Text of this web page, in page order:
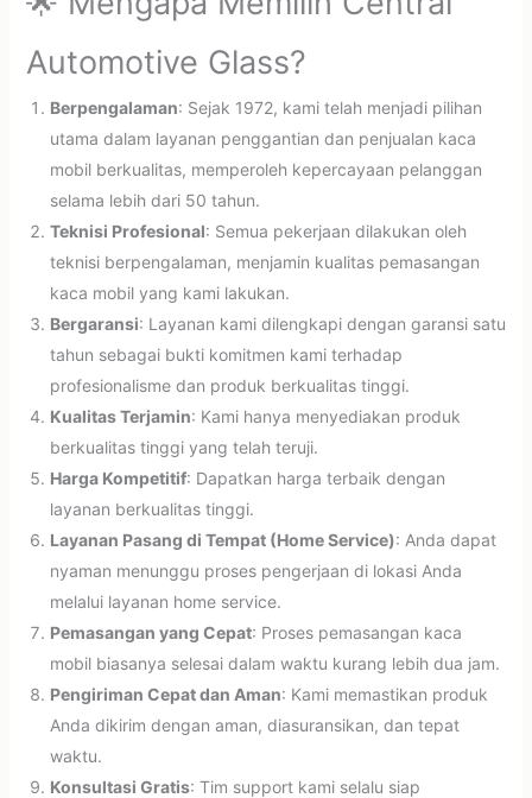
Automotive Glass?
Berpengalaman: Sejak 1972, kami telah menjadi pilihan
utama dalam layanan penggantian dan penjualan kaca
mobil berkualitas, memperoleh kepercayaan pelanggan
selama lebih dari 50 tahun.
Teknisi Profesional: Semua pekerjaan dilakukan oleh
teknisi berpengalaman, menjamin kualitas pemasangan
kaca mobil yang kami lakukan.
Bergaransi: Layanan kami dilengkapi dengan garansi satu
tahun sebagai bukti komitmen kami terhadap
profesionalisme dan produk berkualitas tinggi.
Kualitas Terjamin: Kami hanya menyediakan produk
berkualitas tinggi yang telah teruji.
Harga Kompetitif: Dapatkan harga terbaik dengan
layanan berkualitas tinggi.
Layanan Pasang di Tempat (Home Service): Anda dapat
nyaman menunggu proses pengerjaan di lokasi Anda
melalui layanan home service.
Pemasangan yang Cepat: Proses pemasangan kaca
mobil biasanya selesai dalam waktu kurang lebih dua jam.
Pengiriman Cepat dan Aman: Kami memastikan produk
Anda dikirim dengan aman, diasuransikan, dan tepat
waktu.
Konsultasi Gratis: Tim support kami selalu siap